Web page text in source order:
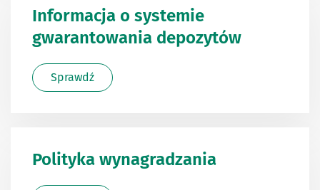
Informacja o systemie
gwarantowania depozytów
Sprawdź
Polityka wynagradzania